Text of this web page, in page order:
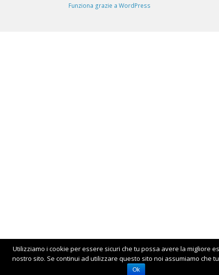
Funziona grazie a WordPress
Utilizziamo i cookie per essere sicuri che tu possa avere la migliore
nostro sito. Se continui ad utilizzare questo sito noi assumiamo che
Ok